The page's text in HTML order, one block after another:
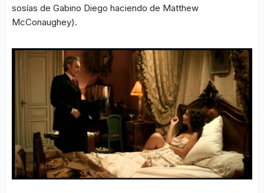
sosías de Gabino Diego haciendo de Matthew
McConaughey).